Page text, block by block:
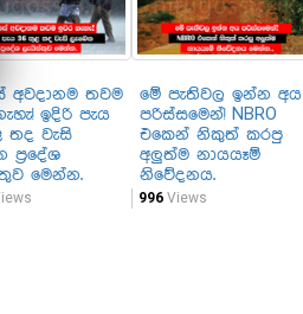
අවදානම තවම
ඉදිරි පැය
තද වැසි
ප්‍රදේශ
මෙන්න.
මේ පැතිවල ඉන්න අය
පරිස්සමෙන්! NBRO
එකෙන් නිකුත් කරපු
අලුත්ම නායයෑම්
නිවේදනය.
996 Views